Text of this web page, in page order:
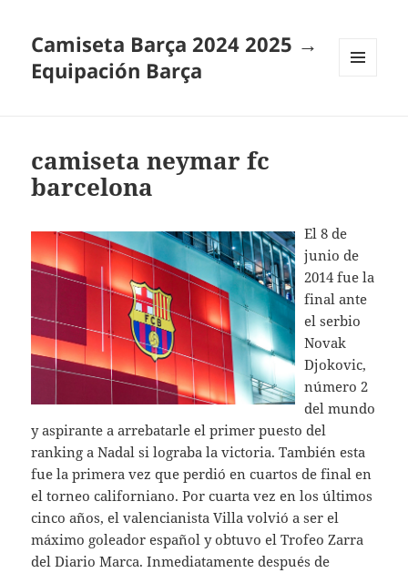
Camiseta Barça 2024 2025 →
Equipación Barça
camiseta neymar fc
barcelona
El 8 de
junio de
2014 fue la
final ante
el serbio
Novak
Djokovic,
número 2
del mundo
y aspirante a arrebatarle el primer puesto del
ranking a Nadal si lograba la victoria. También esta
fue la primera vez que perdió en cuartos de final en
el torneo californiano. Por cuarta vez en los últimos
cinco años, el valencianista Villa volvió a ser el
máximo goleador español y obtuvo el Trofeo Zarra
del Diario Marca. Inmediatamente después de